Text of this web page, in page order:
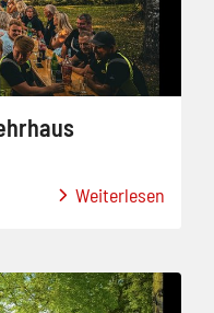
Weiterlesen